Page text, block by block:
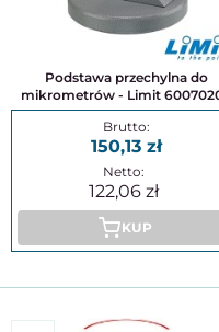
Podstawa przechylna do
mikrometrów - Limit
150,13
122,06
KUP